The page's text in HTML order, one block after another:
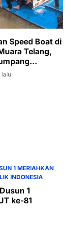
Speed Boat di
Telang,
Dunia
lalu
1 MERIAHKAN
INDONESIA
1
ke-81